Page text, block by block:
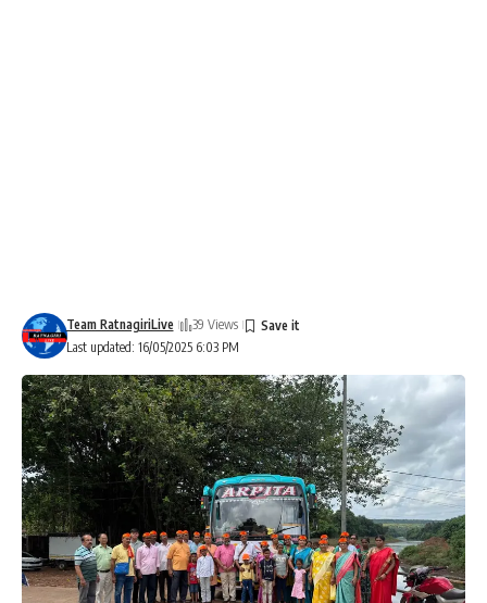
Last updated: 16/05/2025 6:03 PM
Team RatnagiriLive 39 Views